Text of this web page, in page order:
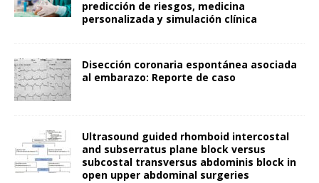
predicción de riesgos, medicina
personalizada y simulación clínica
Disección coronaria espontánea asociada
al embarazo: Reporte de caso
Ultrasound guided rhomboid intercostal
and subserratus plane block versus
subcostal transversus abdominis block in
open upper abdominal surgeries